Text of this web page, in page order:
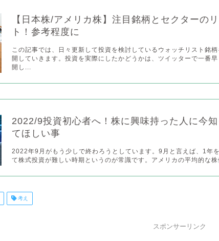
【日本株/アメリカ株】注目銘柄とセクターの
ト！参考程度に
この記事では、日々更新して投資を検討しているウォッチリスト銘柄
開していきます。投資を実際にしたかどうかは、ツイッターで一番早
開し...
2022/9投資初心者へ！株に興味持った人に今知
てほしい事
2022年9月がもう少しで終わろうとしています。9月と言えば、1年
て株式投資が難しい時期というのが常識です。アメリカの平均的な
考え
スポンサーリンク